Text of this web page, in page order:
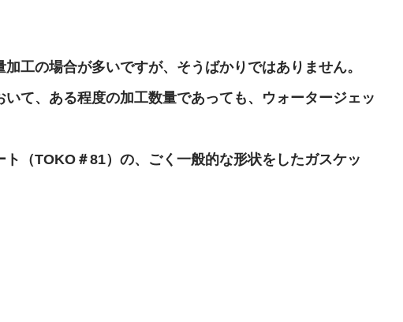
工の場合が多いですが、そうばかりではありません。
て、ある程度の加工数量であっても、ウォータージェッ
（TOKO＃81）の、ごく一般的な形状をしたガスケッ